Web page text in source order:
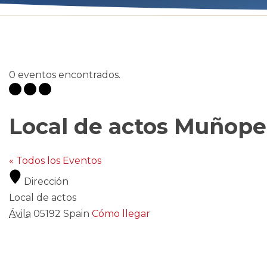
0 eventos encontrados.
Local de actos
« Todos los Eventos
Dirección
Local de actos
Ávila 05192 Spain Cómo llegar